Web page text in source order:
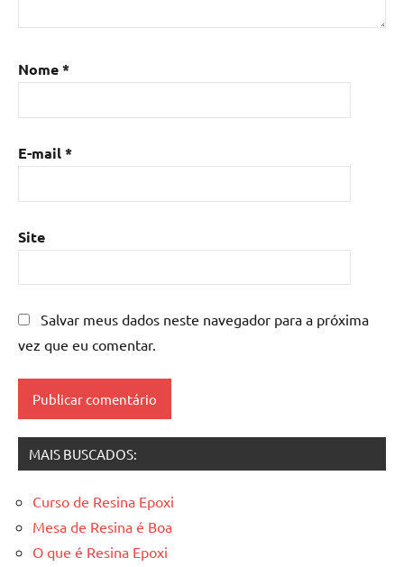
de
com
madeira
mesa
epoxi
mesa
de
mesas
resinadas
Nome*
E-mail*
Site
Salvar meus dados neste navegador para a próxima
vez que eu comentar.
MAIS BUSCADOS:
Curso de Resina Epoxi
Mesa de Resina é Boa
O que é Resina Epoxi